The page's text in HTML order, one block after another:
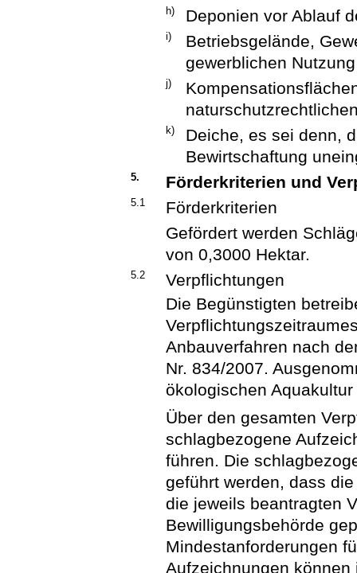
h) Deponien vor Ablauf
i)
Betriebsgelände,
gewerblichen
j)
k)
Deiche, es sei denn,
Bewirtschaftung
5. Förderkriterien und
5.1
Förderkriterien
Gefördert werden
von 0,3000 Hektar.
5.2
Verpflichtungen
Die Begünstigten
Anbauverfahren nach
Nr. 834/2007.
ökologischen
Über den gesamten
schlagbezogene
führen. Die
geführt werden, dass
die jeweils beantragten
Bewilligungsbehörde
Mindestanforderungen
Aufzeichnungen